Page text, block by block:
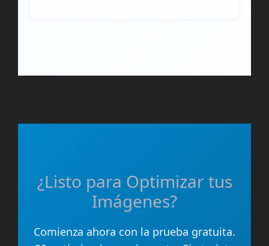
¿Listo para Optimizar tus
Imágenes?
Comienza ahora con la prueba gratuita.